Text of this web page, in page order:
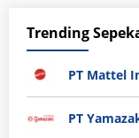
Trending
PT Mattel
PT